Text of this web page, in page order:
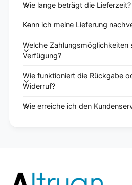
Wie lange beträgt die Lieferzeit?
Kann ich meine Lieferung
Welche Zahlungsmöglichkeiten
Verfügung?
Wie funktioniert die Rückgabe
Widerruf?
Wie erreiche ich den